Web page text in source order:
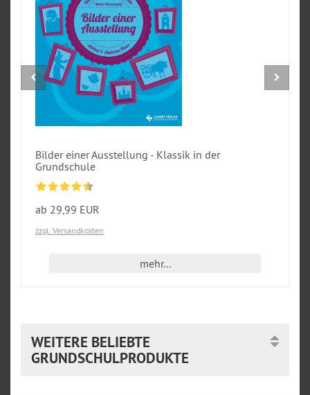
Bilder einer Ausstellung - Klassik in der
Grundschule
ab 29,99 EUR
zzgl. Versandkosten
mehr...
WEITERE BELIEBTE
GRUNDSCHULPRODUKTE